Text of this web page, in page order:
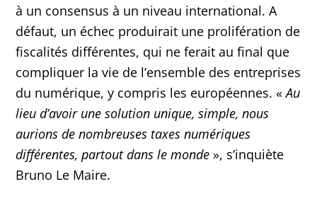
à un consensus à un niveau international. A
défaut, un échec produirait une prolifération de
fiscalités différentes, qui ne ferait au final que
compliquer la vie de l’ensemble des entreprises
du numérique, y compris les européennes. «Au
lieu d’avoir une solution unique, simple, nous
aurions de nombreuses taxes numériques
différentes, partout dans le monde », s’inquiète
Bruno Le Maire.